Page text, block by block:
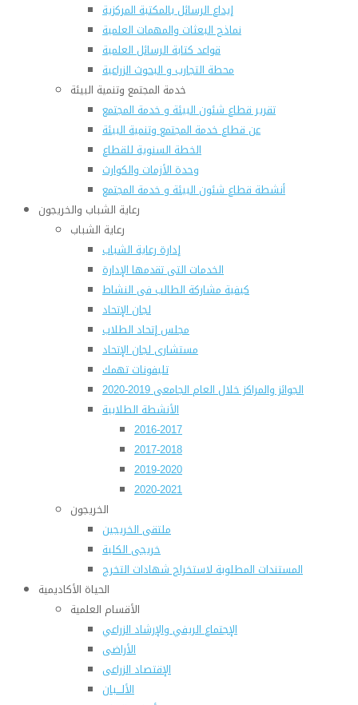
إيداع الرسائل بالمكتبة المركزية
نماذج البعثات والمهمات العلمية
قواعد كتابة الرسائل العلمية
محطة التجارب و البحوث الزراعية
خدمة المجتمع وتنمية البيئة
تقرير قطاع شئون البيئة و خدمة المجتمع
عن قطاع خدمة المجتمع وتنمية البيئة
الخطة السنوية للقطاع
وحدة الأزمات والكوارث
أنشطة قطاع شئون البيئة و خدمة المجتمع
رعاية الشباب والخريجون
رعاية الشباب
إدارة رعاية الشباب
الخدمات التى تقدمها الإدارة
كيفية مشاركة الطالب فى النشاط
لجان الإتحاد
مجلس إتحاد الطلاب
مستشارى لجان الإتحاد
تليفونات تهمك
الجوائز والمراكز خلال العام الجامعى 2019-2020
الأنشطة الطلابية
2016-2017
2017-2018
2019-2020
2020-2021
الخريجون
ملتقى الخريجين
خريجى الكلية
المستندات المطلوبة لاستخراج شهادات التخرج
الحياة الأكاديمية
الأقسام العلمية
الإجتماع الريفي والإرشاد الزراعي
الأراضى
الإقتصاد الزراعى
الألـــبان